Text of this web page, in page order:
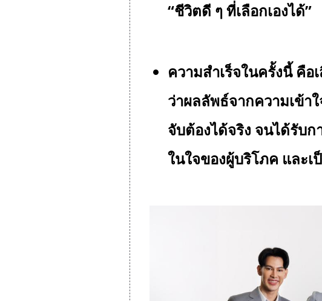
“ชีวิตดี ๆ ที่เลือกเองได้”
ความสำเร็จในครั้งนี้ คื
ว่าผลลัพธ์จากความเข้า
จับต้องได้จริง จนได้รับ
ในใจของผู้บริโภค และ